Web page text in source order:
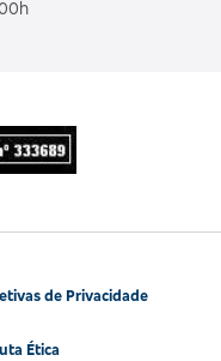
de Privacidade
Ética